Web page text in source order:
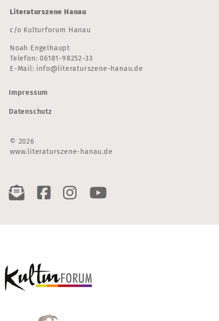
Literaturszene Hanau
c/o Kulturforum Hanau
Noah Engelhaupt
Telefon:06181-98252-33
E-Mail: info@literaturszene-hanau.de
Impressum
Datenschutz
© 2026
www.literaturszene-hanau.de